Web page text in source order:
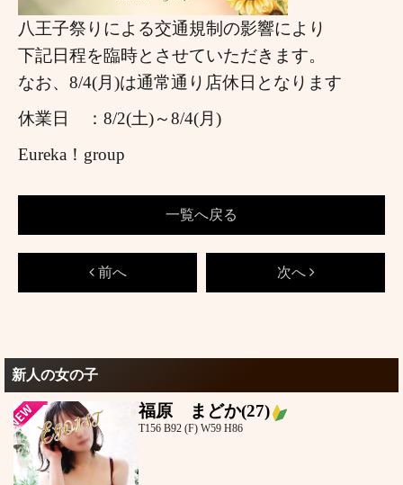
八王子祭りによる交通規制の影響により
下記日程を臨時とさせていただきます。
なお、8/4(月)は通常通り店休日となります
休業日 ：8/2(土)～8/4(月)
Eureka！group
前へ
一覧へ戻る
次へ
新人の女の子
福原 まどか(27)
T156 B92 (F) W59 H86